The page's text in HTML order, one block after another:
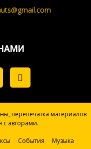
перепечатка материалов
с авторами.
События
Музыка